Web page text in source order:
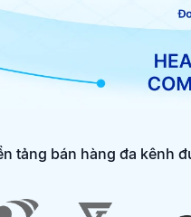
tảng bán hàng đa kênh